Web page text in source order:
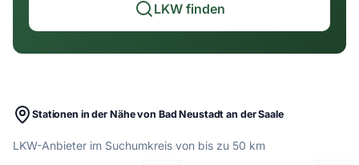
LKW finden
Stationen in der Nähe von Bad Neustadt an der Saale
LKW-Anbieter im Suchumkreis von bis zu 50 km